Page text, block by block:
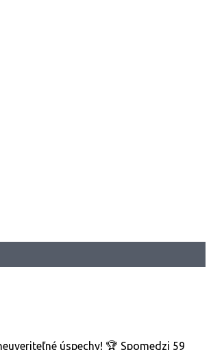
úspechy! 🏆 Spomedzi 59